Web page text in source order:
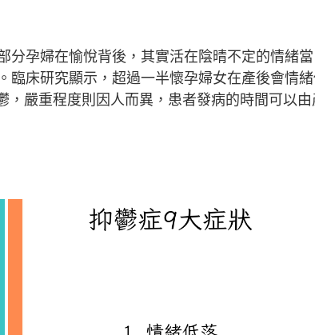
分孕婦在愉悅背後，其實活在陰晴不定的情緒當
臨床研究顯示，超過一半懷孕婦女在產後會情
嚴重程度則因人而異，患者發病的時間可以由